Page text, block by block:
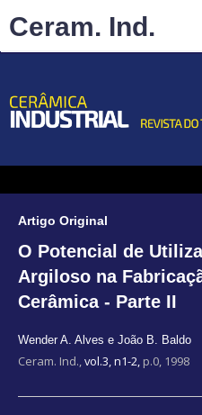
Artigo Original
O Potencial de
Argiloso na
Cerâmica - Parte II
Wender A. Alves e João B. Baldo
Ceram. Ind.,vol.3, n1-2, p.0, 1998
Ceram. Ind.